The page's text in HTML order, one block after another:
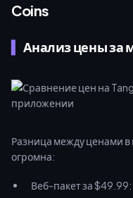
Coins
Анализ цены за
Разница между ценами
огромна:
Веб-пакет за